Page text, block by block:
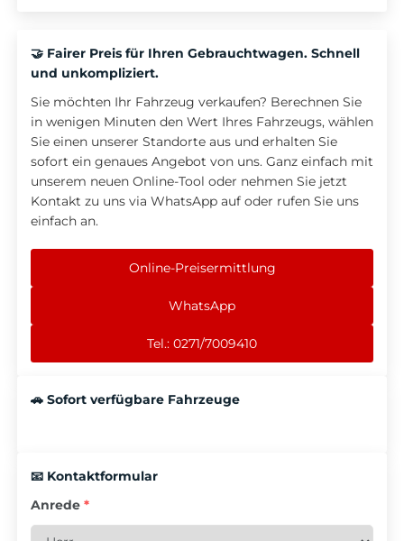
🤝 Fairer Preis für Ihren Gebrauchtwagen. Schnell
und unkompliziert.
Sie möchten Ihr Fahrzeug verkaufen? Berechnen Sie
in wenigen Minuten den Wert Ihres Fahrzeugs, wählen
Sie einen unserer Standorte aus und erhalten Sie
sofort ein genaues Angebot von uns. Ganz einfach mit
unserem neuen Online-Tool oder nehmen Sie jetzt
Kontakt zu uns via WhatsApp auf oder rufen Sie uns
einfach an.
Online-Preisermittlung
WhatsApp
Tel.: 0271/7009410
🚗 Sofort verfügbare Fahrzeuge
📧 Kontaktformular
Anrede *